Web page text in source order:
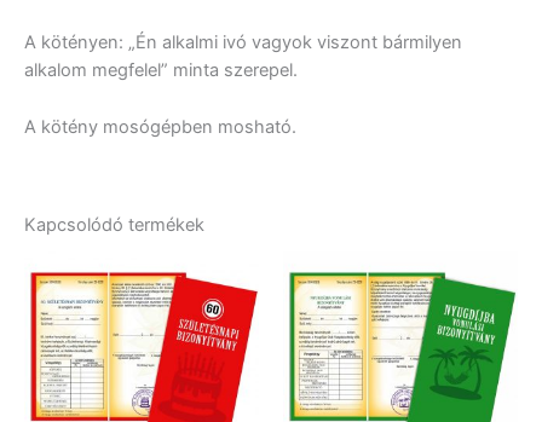
A kötényen: „Én alkalmi ivó vagyok viszont bármilyen
alkalom megfelel” minta szerepel.
A kötény mosógépben mosható.
Kapcsolódó termékek